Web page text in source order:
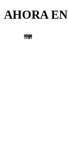
AHORA EN